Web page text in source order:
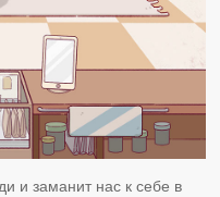
и заманит нас к себе в